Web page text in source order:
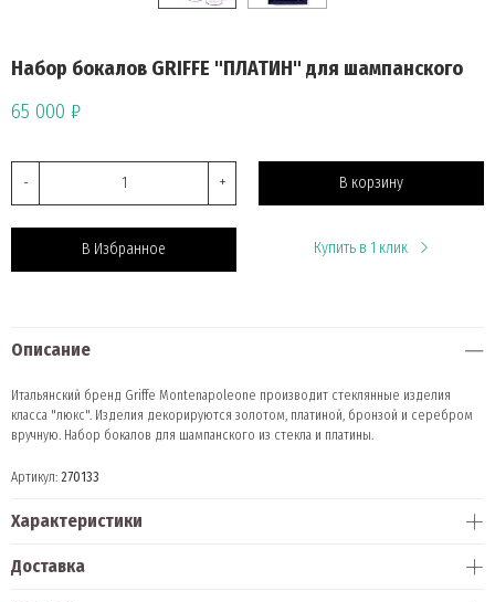
Набор бокалов GRIFFE "ПЛАТИН" для шампанского
65 000 ₽
- + В корзину
В Избранное Купить в 1 клик
Описание
Итальянский бренд Griffe Montenapoleone производит стеклянные изделия
класса "люкс". Изделия декорируются золотом, платиной, бронзой и серебром
вручную. Набор бокалов для шампанского из стекла и платины.
Артикул: 270133
Характеристики
Доставка